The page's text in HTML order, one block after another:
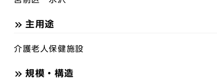
主用途
介護老人保健施設
規模・構造